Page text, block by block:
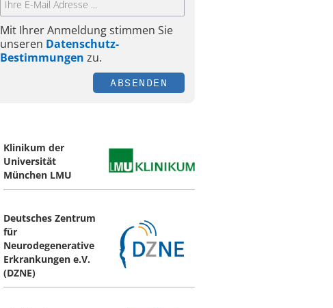
Mit Ihrer Anmeldung stimmen Sie
unseren Datenschutz-
Bestimmungen zu.
ABSENDEN
Klinikum der
Universität
München LMU
Deutsches Zentrum
für
Neurodegenerative
Erkrankungen e.V.
(DZNE)